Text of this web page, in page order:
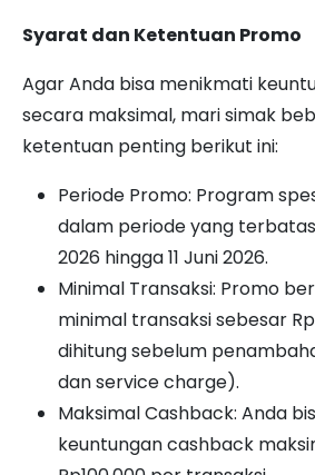
Syarat dan Ketentuan Promo
Agar Anda bisa menikmati
secara maksimal, mari simak
ketentuan penting berikut ini:
Periode Promo: Program
dalam periode yang terbatas,
2026 hingga 11 Juni 2026.
Minimal Transaksi: Promo
minimal transaksi sebesar
dihitung sebelum
dan service charge).
Maksimal Cashback: Anda
keuntungan cashback